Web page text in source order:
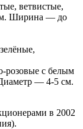
ветвистые,
м. Ширина — до
розовые с белым
— 4-5 см.
в 2002